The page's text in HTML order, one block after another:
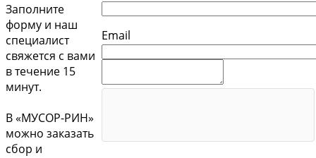
Заполните
форму и наш
специалист
свяжется с вами
в течение 15
минут.
В «МУСОР-РИН»
можно заказать
сбор и
Email